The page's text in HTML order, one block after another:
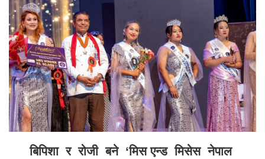
बिपिशा र रोजी बने ‘मिस एन्ड मिसेस नेपाल